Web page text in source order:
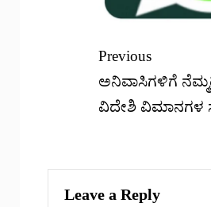
Previous
ಅನಿವಾಸಿಗಳಿಗೆ
ವಿದೇಶಿ ವಿಮಾನಗಳ
Leave a Reply